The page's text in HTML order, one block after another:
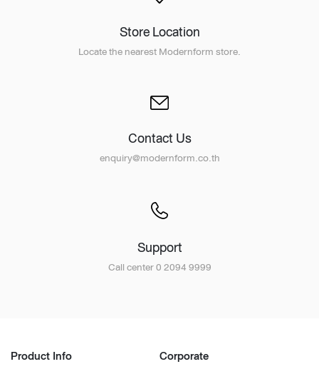
Store Location
Locate the nearest Modernform store.
Contact Us
enquiry@modernform.co.th
Support
Call center 0 2094 9999
Product Info Corporate